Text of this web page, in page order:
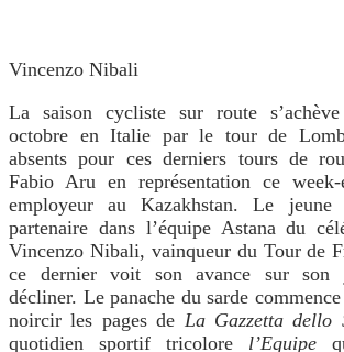
Vincenzo Nibali
La saison cycliste sur route
octobre en Italie par le tour de
absents pour ces derniers tours de
Fabio Aru en représentation ce
employeur au Kazakhstan. Le
partenaire dans l’équipe Astana du
Vincenzo Nibali, vainqueur du Tour de
ce dernier voit son avance sur son
décliner. Le panache du sarde
noircir les pages de La Gazzetta dello
quotidien sportif tricolore l’Equipe